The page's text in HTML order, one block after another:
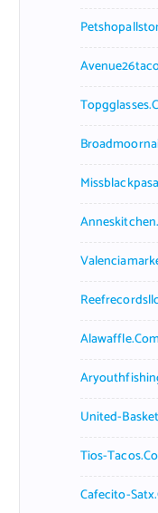
Alawaffle.com
United-
Tios-
Cafecito-